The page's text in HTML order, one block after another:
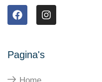
Pagina's